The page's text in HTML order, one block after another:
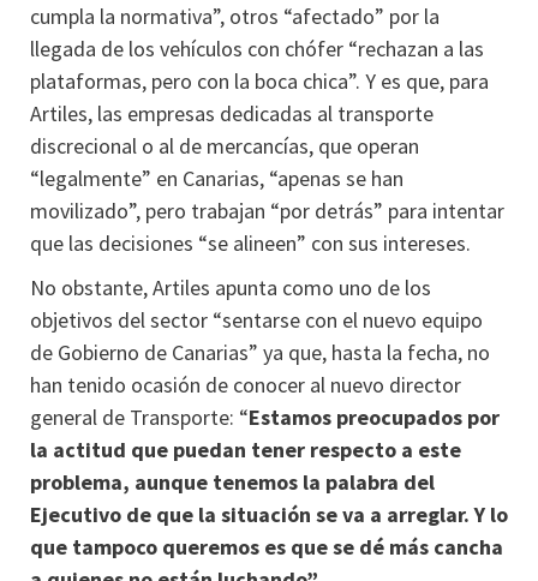
cumpla la normativa”, otros “afectado” por la
llegada de los vehículos con chófer “rechazan a las
plataformas, pero con la boca chica”. Y es que, para
Artiles, las empresas dedicadas al transporte
discrecional o al de mercancías, que operan
“legalmente” en Canarias, “apenas se han
movilizado”, pero trabajan “por detrás” para intentar
que las decisiones “se alineen” con sus intereses.
No obstante, Artiles apunta como uno de los
objetivos del sector “sentarse con el nuevo equipo
de Gobierno de Canarias” ya que, hasta la fecha, no
han tenido ocasión de conocer al nuevo director
general de Transporte: “Estamos preocupados por
la actitud que puedan tener respecto a este
problema, aunque tenemos la palabra del
Ejecutivo de que la situación se va a arreglar. Y lo
que tampoco queremos es que se dé más cancha